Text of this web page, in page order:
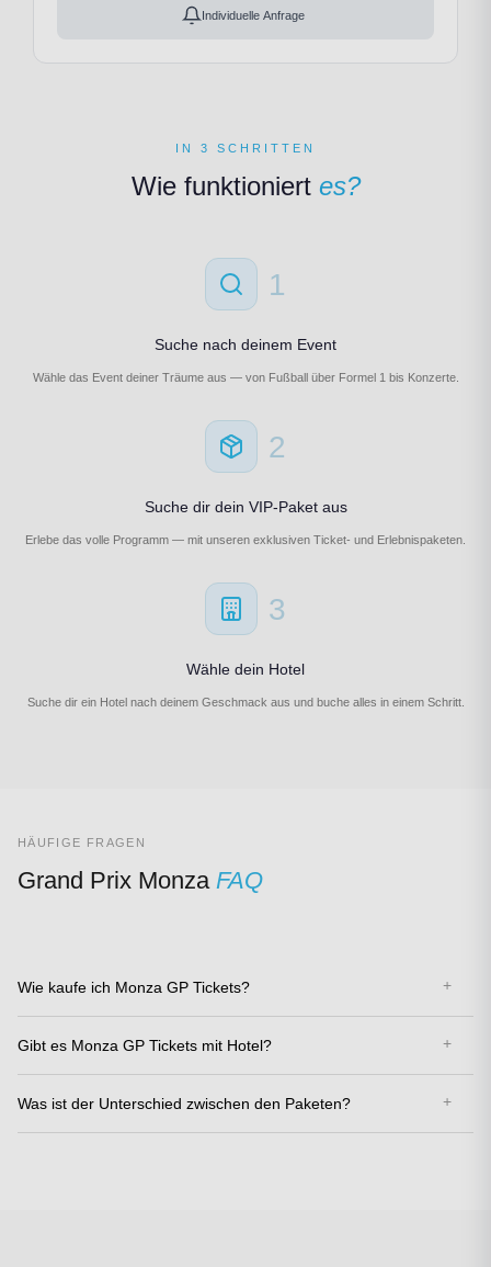
Individuelle Anfrage
IN 3 SCHRITTEN
Wie funktioniert es?
1
Suche nach deinem Event
Wähle das Event deiner Träume aus — von Fußball über Formel 1 bis Konzerte.
2
Suche dir dein VIP-Paket aus
Erlebe das volle Programm — mit unseren exklusiven Ticket- und Erlebnispaketen.
3
Wähle dein Hotel
Suche dir ein Hotel nach deinem Geschmack aus und buche alles in einem Schritt.
HÄUFIGE FRAGEN
Grand Prix Monza FAQ
Wie kaufe ich Monza GP Tickets?
Gibt es Monza GP Tickets mit Hotel?
Was ist der Unterschied zwischen den Paketen?